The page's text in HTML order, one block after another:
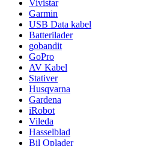
Vivistar
Garmin
USB Data kabel
Batterilader
gobandit
GoPro
AV Kabel
Stativer
Husqvarna
Gardena
iRobot
Vileda
Hasselblad
Bil Oplader